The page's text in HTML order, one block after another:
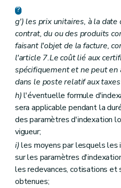
g') les prix unitaires, à la
contrat, du ou des produits
faisant l'objet de la facture,
l'article 7.Le coût lié aux
spécifiquement et ne peut en
dans le poste relatif aux
h)l'éventuelle formule
sera applicable pendant la
des paramètres d'indexation
vigueur;
i)les moyens par lesquels les
sur les paramètres
les redevances, cotisations et
obtenues;